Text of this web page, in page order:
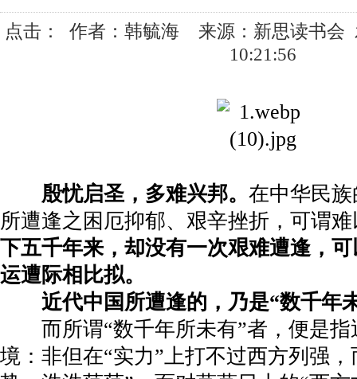
点击：
作者：韩毓海 来源：新思读书会
10:21:56
殷忧启圣，多难兴邦。 在中华民
所遭逢之困厄抑郁、艰辛挫折，可谓
下五千年来，却没有一次艰难遭逢，
运遭际相比拟。
近代中国所遭逢的，乃是“数千年
而所谓“数千年所未有”者，便是指
境：非但在“实力”上打不过西方列强